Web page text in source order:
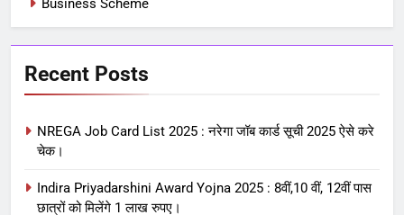
Business Scheme
Recent Posts
NREGA Job Card List 2025 : नरेगा जॉब कार्ड सूची 2025 ऐसे करे
चेक।
Indira Priyadarshini Award Yojna 2025 : 8वीं,10 वीं, 12वीं पास
छात्रों को मिलेंगे 1 लाख रुपए।